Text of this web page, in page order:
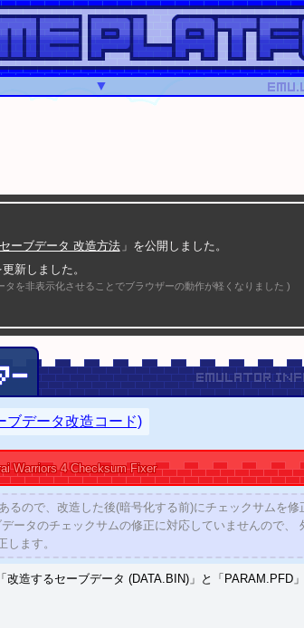
▼
ーブデータ 改造方法 」を公開しました。
新しました。
タを非表示化させることでブラウザーの動作が軽くなりました )
ナルファンタジーX／X-2 に対応しました )
掲示板
示板 」を公開しました。
データ改造情報」を公開しました。
データ改造情報」を公開しました。
板」を公開しました。
用)の 3月発売が公表されました。
月に公開予定 )
／暗号化) に対応しました。
の 改造
ーン・デュエラーズ」の 改造 (復号化／暗号化) に対
ブデータ改造コード)
Warriors4 Checksum Fixer
ので、改造した後(暗号化する前)にチェックサムを修
します。
改造するセーブデータ (DATA.BIN)」と「PARAM.PFD